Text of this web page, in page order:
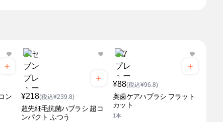
ン
¥218(税込¥239.8)
超先細毛抗菌ハブラシ 超コ
ンパクト ふつう
¥88(税込¥96.8)
奥歯ケアハブラシ フラット
カット
1本